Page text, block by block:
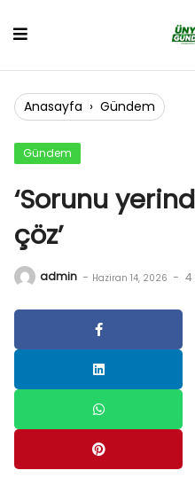
Anasayfa › Gündem
Gündem
‘Sorunu
çöz’
admin - Haziran 14, 2026 - 4